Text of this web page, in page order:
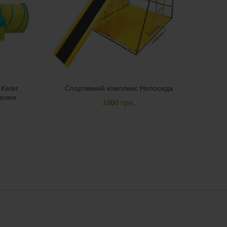
Keter
Спортивний комплекс Непосида
1000 грн.